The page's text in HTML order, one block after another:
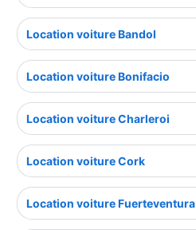
Location voiture Bandol
Location voiture Bonifacio
Location voiture Charleroi
Location voiture Cork
Location voiture Fuerteventura